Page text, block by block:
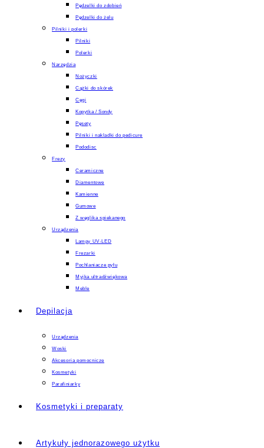
Pędzelki do zdobień
Pędzelki do żelu
Pilniki i polerki
Pilniki
Polerki
Narzędzia
Nożyczki
Cążki do skórek
Cęgi
Kopytka / Sondy
Pęsety
Pilniki i nakladki do pedicure
Pododisc
Frezy
Ceramiczne
Diamentowe
Kamienne
Gumowe
Z węglika spiekanego
Urządzenia
Lampy UV-LED
Frezarki
Pochlaniacze pyłu
Myjka ultradźwiękowa
Meble
Depilacja
Urządzenia
Woski
Akcesoria pomocnicze
Kosmetyki
Parafiniarky
Kosmetyki i preparaty
Artykuły jednorazowego użytku